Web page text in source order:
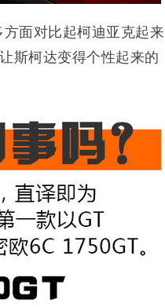
面对比起柯迪亚克起来
斯柯达变得个性起来的